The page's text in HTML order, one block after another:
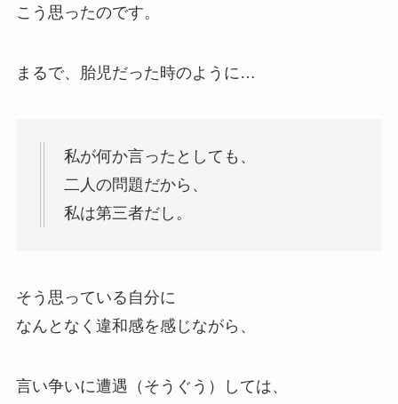
こう思ったのです。
まるで、胎児だった時のように…
私が何か言ったとしても、
二人の問題だから、
私は第三者だし。
そう思っている自分に
なんとなく違和感を感じながら、
言い争いに遭遇（そうぐう）しては、